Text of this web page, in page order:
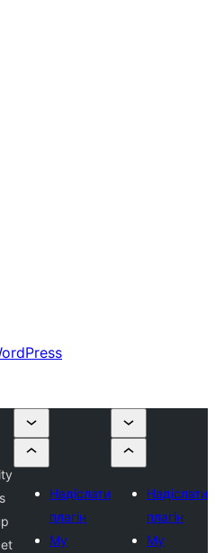
Надіслати
плагін
My
Надіслати
плагін
My